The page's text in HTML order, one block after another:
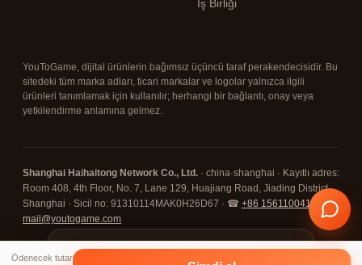
Ödenecek tutar
İş Birliği
YouToGame, dijital ürünlerin bağımsız üçüncü taraf perakendecisidir. Bu
sitedeki tüm marka adları, ticari markalar ve logolar yalnızca ilgili
ürünleri tanımlamak için kullanılır; herhangi bir bağlantı, onay veya
yetkilendirme anlamına gelmez.
Shanghai Haihaitong Network Co., Ltd. · china·shanghai · Kayıtlı adres:
Room 408, 4th Floor, No. 7, Lane 129, Huajiang Road, Jiading District,
Shanghai · Sicil no: 91310114MAK0H26D67 · ☎ +86 15611004108 · ✉
mail@youtogame.com
© 2026 YouToGame ·
🔒 SSL Korumalı
✓ 7/24 Destek
⋮ menüsüne (sağ üst) dokunun,
ardından "Uygulamayı yükle / Ana
✕